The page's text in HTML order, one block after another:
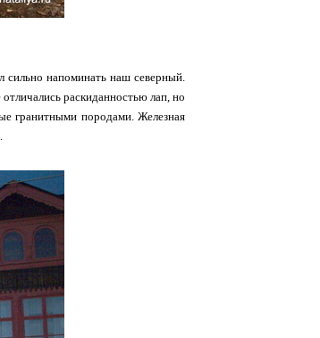
сильно напоминать наш северный.
раскиданностью лап, но
гранитными породами. Железная